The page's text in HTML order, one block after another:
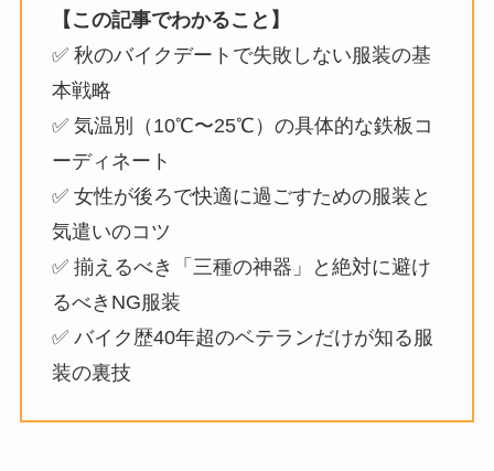
【この記事でわかること】
✅ 秋のバイクデートで失敗しない服装の基
本戦略
✅ 気温別（10℃〜25℃）の具体的な鉄板コ
ーディネート
✅ 女性が後ろで快適に過ごすための服装と
気遣いのコツ
✅ 揃えるべき「三種の神器」と絶対に避け
るべきNG服装
✅ バイク歴40年超のベテランだけが知る服
装の裏技